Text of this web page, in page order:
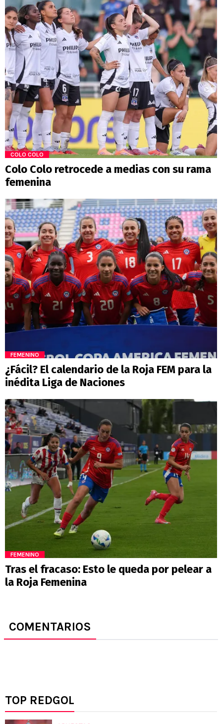
COLO COLO
Colo Colo retrocede a medias con su rama
femenina
FEMENINO
¿Fácil? El calendario de la Roja FEM para la
inédita Liga de Naciones
FEMENINO
Tras el fracaso: Esto le queda por pelear a
la Roja Femenina
COMENTARIOS
TOP REDGOL